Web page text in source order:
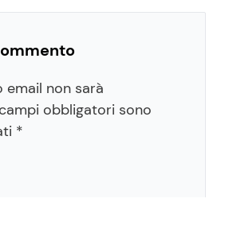
email non sarà
obbligatori sono
*